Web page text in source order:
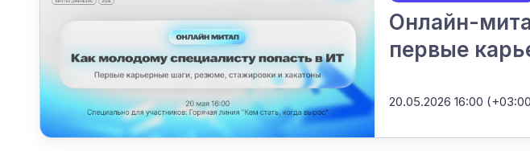
Онлайн-
первые
20.05.2026 16:00